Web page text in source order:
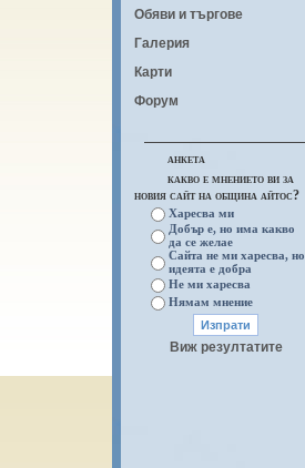
Обяви и търгове
Галерия
Карти
Форум
анкета
какво е мнението ви за
новия сайт на община айтос?
Харесва ми
Добър е, но има какво
да се желае
Сайта не ми харесва, но
идеята е добра
Не ми харесва
Нямам мнение
Виж резултатите